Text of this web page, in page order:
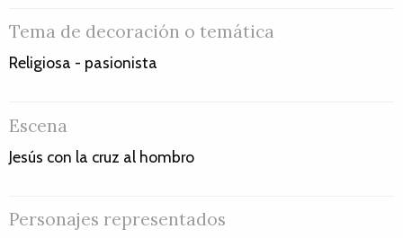
Tema de decoración o temática
Religiosa - pasionista
Escena
Jesús con la cruz al hombro
Personajes representados